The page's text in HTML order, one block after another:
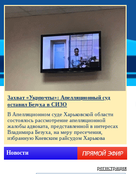
Захват «Укрпочты»: Апелляционный суд
оставил Безуха в СИЗО
В Апелляционном суде Харьковской области
состоялось рассмотрение апелляционной
жалобы адвоката, представленной в интересах
Владимира Безуха, на меру пресечения,
избранную Киевским райсудом Харькова
Новости
регистрация